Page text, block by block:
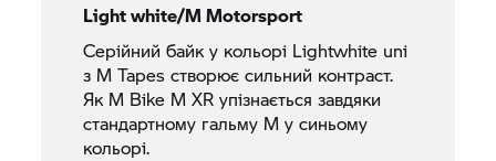
Light white/M Motorsport
Серійний байк у кольорі Lightwhite uni
з M Tapes створює сильний контраст.
Як M Bike M XR упізнається завдяки
стандартному гальму M у синьому
кольорі.